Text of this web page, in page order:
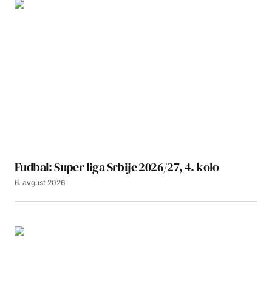
Fudbal: Super liga Srbije 2026/27, 4. kolo
6. avgust 2026.